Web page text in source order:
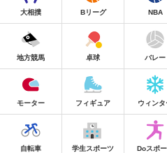
大相撲 Bリーグ NBA
地方競馬 卓球 バレー
モーター フィギュア ウィンタ
自転車 学生スポーツ Doスポ